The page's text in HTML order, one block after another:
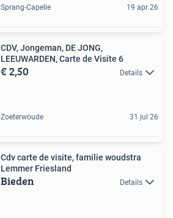
Sprang-Capelle 19 apr 26
CDV, Jongeman, DE JONG,
LEEUWARDEN, Carte de Visite 6
€ 2,50 Details
Zoeterwoude 31 jul 26
Cdv carte de visite, familie woudstra
Lemmer Friesland
Bieden Details